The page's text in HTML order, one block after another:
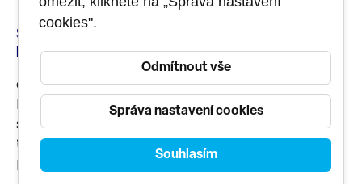
SUSE Observability: viditelnost bez složité
konfigurace
Observability řeší jeden ze základních problémů
kontejnerových platforem – jejich tendenci stávat
se „černou skříňkou". Produkt sbírá metriky, logy a
trasování z Kubernetes klastrů a zobrazuje je v
přehledné webové konzoli.
cookies".
Správa nastavení cookies
Odmítnout vše
Souhlasím